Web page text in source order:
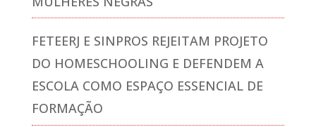
FETEERJ E SINPROS REJEITAM PROJETO
DO HOMESCHOOLING E DEFENDEM A
ESCOLA COMO ESPAÇO ESSENCIAL DE
FORMAÇÃO